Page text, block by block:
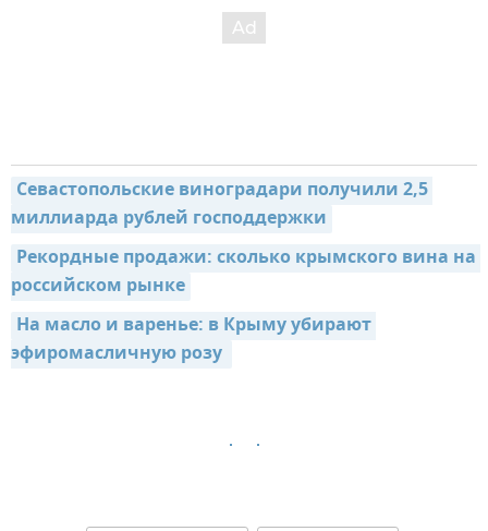
Севастопольские виноградари получили 2,5
миллиарда рублей господдержки
Рекордные продажи: сколько крымского вина на
российском рынке
На масло и варенье: в Крыму убирают
эфиромасличную розу